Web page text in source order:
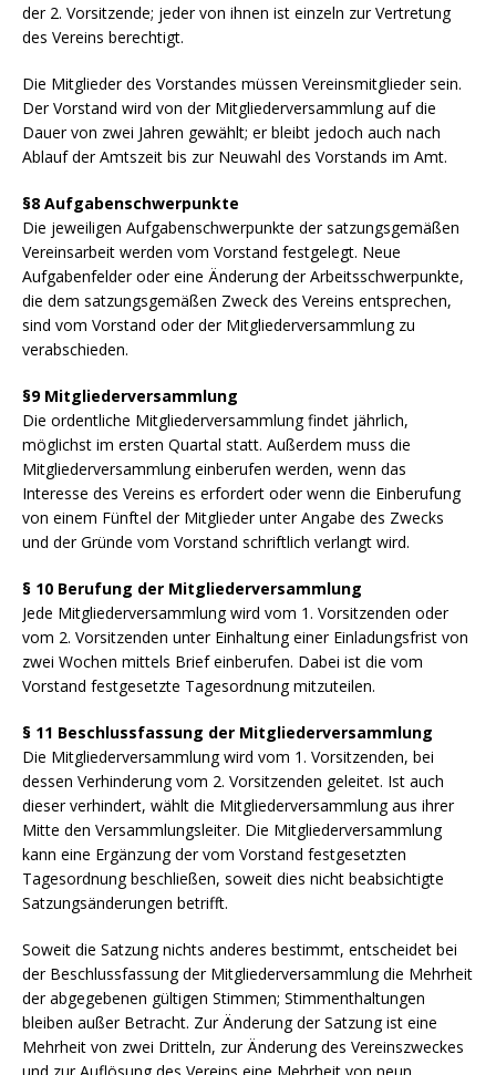
der 2. Vorsitzende; jeder von ihnen ist einzeln zur Vertretung
des Vereins berechtigt.
Die Mitglieder des Vorstandes müssen Vereinsmitglieder sein.
Der Vorstand wird von der Mitgliederversammlung auf die
Dauer von zwei Jahren gewählt; er bleibt jedoch auch nach
Ablauf der Amtszeit bis zur Neuwahl des Vorstands im Amt.
§8 Aufgabenschwerpunkte
Die jeweiligen Aufgabenschwerpunkte der satzungsgemäßen
Vereinsarbeit werden vom Vorstand festgelegt. Neue
Aufgabenfelder oder eine Änderung der Arbeitsschwerpunkte,
die dem satzungsgemäßen Zweck des Vereins entsprechen,
sind vom Vorstand oder der Mitgliederversammlung zu
verabschieden.
§9 Mitgliederversammlung
Die ordentliche Mitgliederversammlung findet jährlich,
möglichst im ersten Quartal statt. Außerdem muss die
Mitgliederversammlung einberufen werden, wenn das
Interesse des Vereins es erfordert oder wenn die Einberufung
von einem Fünftel der Mitglieder unter Angabe des Zwecks
und der Gründe vom Vorstand schriftlich verlangt wird.
§ 10 Berufung der Mitgliederversammlung
Jede Mitgliederversammlung wird vom 1. Vorsitzenden oder
vom 2. Vorsitzenden unter Einhaltung einer Einladungsfrist von
zwei Wochen mittels Brief einberufen. Dabei ist die vom
Vorstand festgesetzte Tagesordnung mitzuteilen.
§ 11 Beschlussfassung der Mitgliederversammlung
Die Mitgliederversammlung wird vom 1. Vorsitzenden, bei
dessen Verhinderung vom 2. Vorsitzenden geleitet. Ist auch
dieser verhindert, wählt die Mitgliederversammlung aus ihrer
Mitte den Versammlungsleiter. Die Mitgliederversammlung
kann eine Ergänzung der vom Vorstand festgesetzten
Tagesordnung beschließen, soweit dies nicht beabsichtigte
Satzungsänderungen betrifft.
Soweit die Satzung nichts anderes bestimmt, entscheidet bei
der Beschlussfassung der Mitgliederversammlung die Mehrheit
der abgegebenen gültigen Stimmen; Stimmenthaltungen
bleiben außer Betracht. Zur Änderung der Satzung ist eine
Mehrheit von zwei Dritteln, zur Änderung des Vereinszweckes
und zur Auflösung des Vereins eine Mehrheit von neun